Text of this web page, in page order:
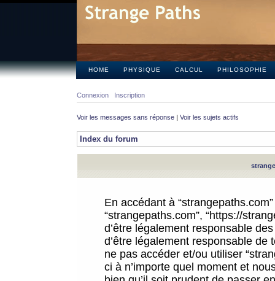
HOME PHYSIQUE CALCUL PHILOSOPHIE
Connexion Inscription
Voir les messages sans réponse | Voir les sujets actifs
Index du forum
En accédant à
“strangepaths.com”, “https://
d’être légalement responsable
d’être légalement responsable
ne pas accéder et/ou utiliser
ci à n’importe quel moment et